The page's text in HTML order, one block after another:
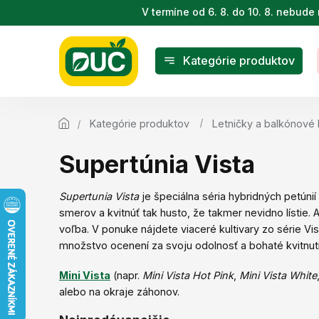
na
V termíne od 6. 8. do 10. 8.
Kategórie produktov
Kategórie produktov Letničky a balkónové
Supertúnia Vista
Supertunia Vistaje špeciálna séria hybridných
smerov a kvitnúť tak husto, že takmer nevidno lístie.
voľba. V ponuke nájdete viaceré kultivary zo série
množstvo ocenení za svoju odolnosť a bohaté
Mini Vista (napr. Mini Vista Hot Pink, Mini Vista White,
alebo na okraje záhonov.